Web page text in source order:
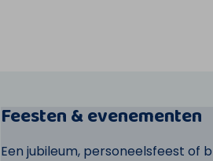
Feesten & evenementen
Een jubileum, personeelsfeest